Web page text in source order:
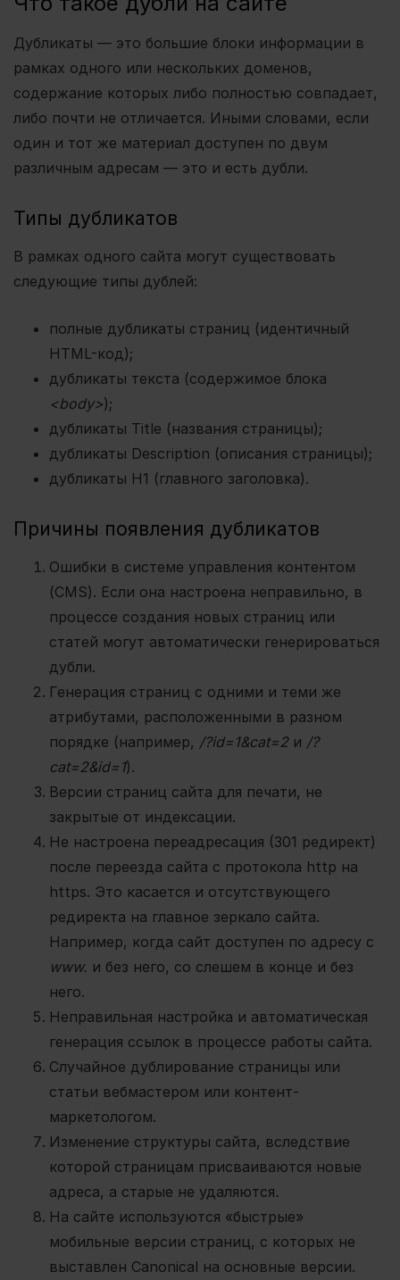
Дубликаты — это большие блоки информации в
рамках одного или нескольких доменов,
содержание которых либо полностью совпадает,
либо почти не отличается. Иными словами, если
один и тот же материал доступен по двум
различным адресам — это и есть дубли.
Типы дубликатов
В рамках одного сайта могут существовать
следующие типы дублей:
полные дубликаты страниц (идентичный
HTML-код);
дубликаты текста (содержимое блока
<body>);
дубликаты Title (названия страницы);
дубликаты Description (описания страницы);
дубликаты H1 (главного заголовка).
Причины появления дубликатов
Ошибки в системе управления контентом
(CMS). Если она настроена неправильно, в
процессе создания новых страниц или
статей могут автоматически генерироваться
дубли.
Генерация страниц с одними и теми же
атрибутами, расположенными в разном
порядке (например, /?id=1&cat=2и /?
cat=2&id=1).
Версии страниц сайта для печати, не
закрытые от индексации.
Не настроена переадресация (301 редирект)
после переезда сайта с протокола http на
https. Это касается и отсутствующего
редиректа на главное зеркало сайта.
Например, когда сайт доступен по адресу с
www. и без него, со слешем в конце и без
него.
Неправильная настройка и автоматическая
генерация ссылок в процессе работы сайта.
Случайное дублирование страницы или
статьи вебмастером или контент-
маркетологом.
Изменение структуры сайта, вследствие
которой страницам присваиваются новые
адреса, а старые не удаляются.
На сайте используются «быстрые»
мобильные версии страниц, с которых не
выставлен Canonical на основные версии.